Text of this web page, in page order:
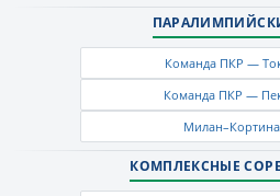
Команда ПКР —
Команда ПКР —
КОМПЛЕКСНЫЕ